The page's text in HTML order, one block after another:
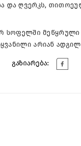
და ღვერკს,
სოფელში
არიან
გაზიარება: